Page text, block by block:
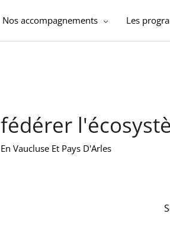
Nos accompagnements Les
fédérer
En Vaucluse Et Pays D'Arles